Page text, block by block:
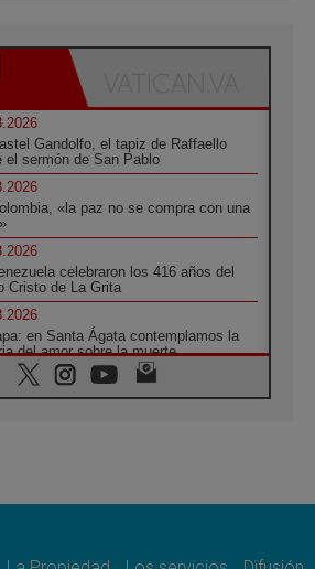
Gandolfo, el tapiz de Raffaello
el sermón de San Pablo
«la paz no se compra con una
celebraron los 416 años del
Cristo de La Grita
en Santa Ágata contemplamos la
del amor sobre la muerte
visitará el Santuario de la Madre